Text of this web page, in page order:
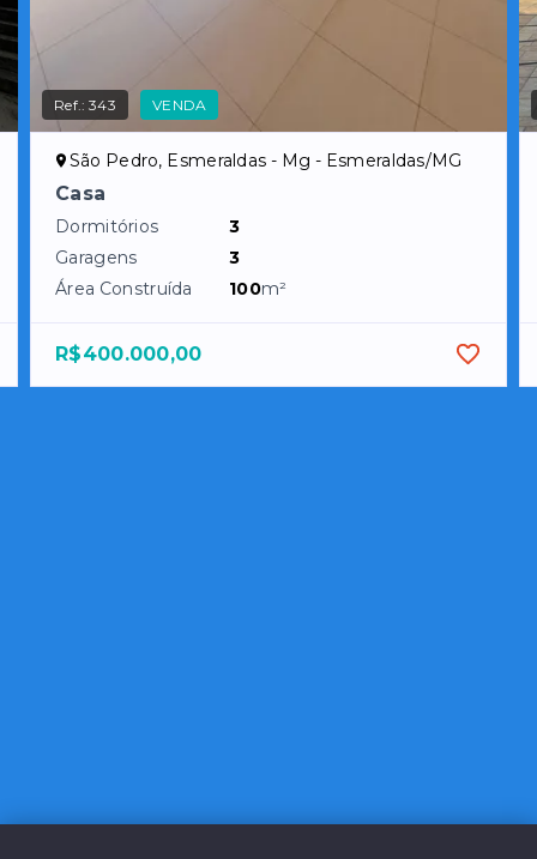
Ref.:343 VENDA
São Pedro, Esmeraldas - Mg - Esmeraldas/MG
Casa
Dormitórios
3
Garagens
3
Área Construída
100m²
R$400.000,00